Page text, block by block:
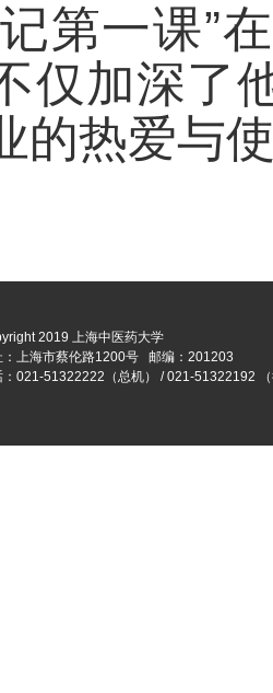
第一课”
仅加深了
的热爱与
2019 上海中医药大学
：上海市蔡伦路1200号
邮编：201203
：021-51322222（总机） / 021-51322192